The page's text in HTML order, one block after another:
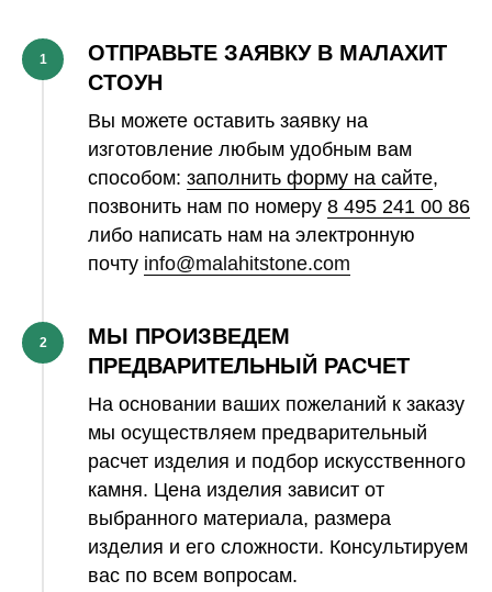
1
ОТПРАВЬТЕ ЗАЯВКУ В МАЛАХИТ
СТОУН
Вы можете оставить заявку на
изготовление любым удобным вам
способом: заполнить форму на сайте,
позвонить нам по номеру 8 495 241 00 86
либо написать нам на электронную
почту info@malahitstone.com
2
МЫ ПРОИЗВЕДЕМ
ПРЕДВАРИТЕЛЬНЫЙ РАСЧЕТ
На основании ваших пожеланий к заказу
мы осуществляем предварительный
расчет изделия и подбор искусственного
камня. Цена изделия зависит от
выбранного материала, размера
изделия и его сложности. Консультируем
вас по всем вопросам.